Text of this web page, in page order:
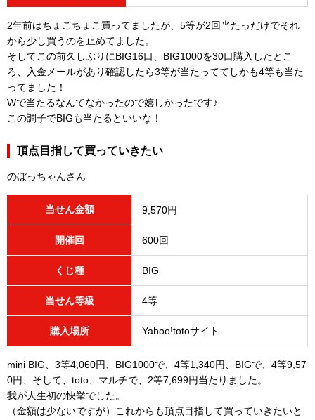
2年前はちょこちょこ買ってましたが、5等が2回当たっだけでそれ
から少し買うのを止めてました。
そしてこの前久しぶりにBIG16口、BIG1000を30口購入したとこ
ろ、入金メールがあり確認したら3等が当たっててしかも4等も当た
ってました！
Wで当たるなんてなかったので嬉しかったです♪
この調子でBIGも当たるといいな！
頂点目指して買っていきたい
のぼっちゃんさん
当せん金額 9,570円
開催回 600回
くじ種 BIG
当せん等級 4等
購入場所 Yahoo!totoサイト
mini BIG、3等4,060円、BIG1000で、4等1,340円、BIGで、4等9,57
0円、そして、toto、マルチで、2等7,699円当たりました。
我が人生初の快挙でした。
（金額は少ないですが）これからも頂点目指して買っていきたいと